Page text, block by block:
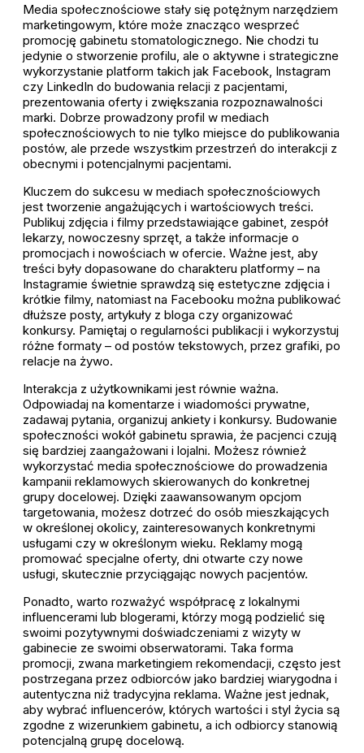
Media społecznościowe stały się potężnym narzędziem
marketingowym, które może znacząco wesprzeć
promocję gabinetu stomatologicznego. Nie chodzi tu
jedynie o stworzenie profilu, ale o aktywne i strategiczne
wykorzystanie platform takich jak Facebook, Instagram
czy LinkedIn do budowania relacji z pacjentami,
prezentowania oferty i zwiększania rozpoznawalności
marki. Dobrze prowadzony profil w mediach
społecznościowych to nie tylko miejsce do publikowania
postów, ale przede wszystkim przestrzeń do interakcji z
obecnymi i potencjalnymi pacjentami.
Kluczem do sukcesu w mediach społecznościowych
jest tworzenie angażujących i wartościowych treści.
Publikuj zdjęcia i filmy przedstawiające gabinet, zespół
lekarzy, nowoczesny sprzęt, a także informacje o
promocjach i nowościach w ofercie. Ważne jest, aby
treści były dopasowane do charakteru platformy – na
Instagramie świetnie sprawdzą się estetyczne zdjęcia i
krótkie filmy, natomiast na Facebooku można publikować
dłuższe posty, artykuły z bloga czy organizować
konkursy. Pamiętaj o regularności publikacji i wykorzystuj
różne formaty – od postów tekstowych, przez grafiki, po
relacje na żywo.
Interakcja z użytkownikami jest równie ważna.
Odpowiadaj na komentarze i wiadomości prywatne,
zadawaj pytania, organizuj ankiety i konkursy. Budowanie
społeczności wokół gabinetu sprawia, że pacjenci czują
się bardziej zaangażowani i lojalni. Możesz również
wykorzystać media społecznościowe do prowadzenia
kampanii reklamowych skierowanych do konkretnej
grupy docelowej. Dzięki zaawansowanym opcjom
targetowania, możesz dotrzeć do osób mieszkających
w określonej okolicy, zainteresowanych konkretnymi
usługami czy w określonym wieku. Reklamy mogą
promować specjalne oferty, dni otwarte czy nowe
usługi, skutecznie przyciągając nowych pacjentów.
Ponadto, warto rozważyć współpracę z lokalnymi
influencerami lub blogerami, którzy mogą podzielić się
swoimi pozytywnymi doświadczeniami z wizyty w
gabinecie ze swoimi obserwatorami. Taka forma
promocji, zwana marketingiem rekomendacji, często jest
postrzegana przez odbiorców jako bardziej wiarygodna i
autentyczna niż tradycyjna reklama. Ważne jest jednak,
aby wybrać influencerów, których wartości i styl życia są
zgodne z wizerunkiem gabinetu, a ich odbiorcy stanowią
potencjalną grupę docelową.